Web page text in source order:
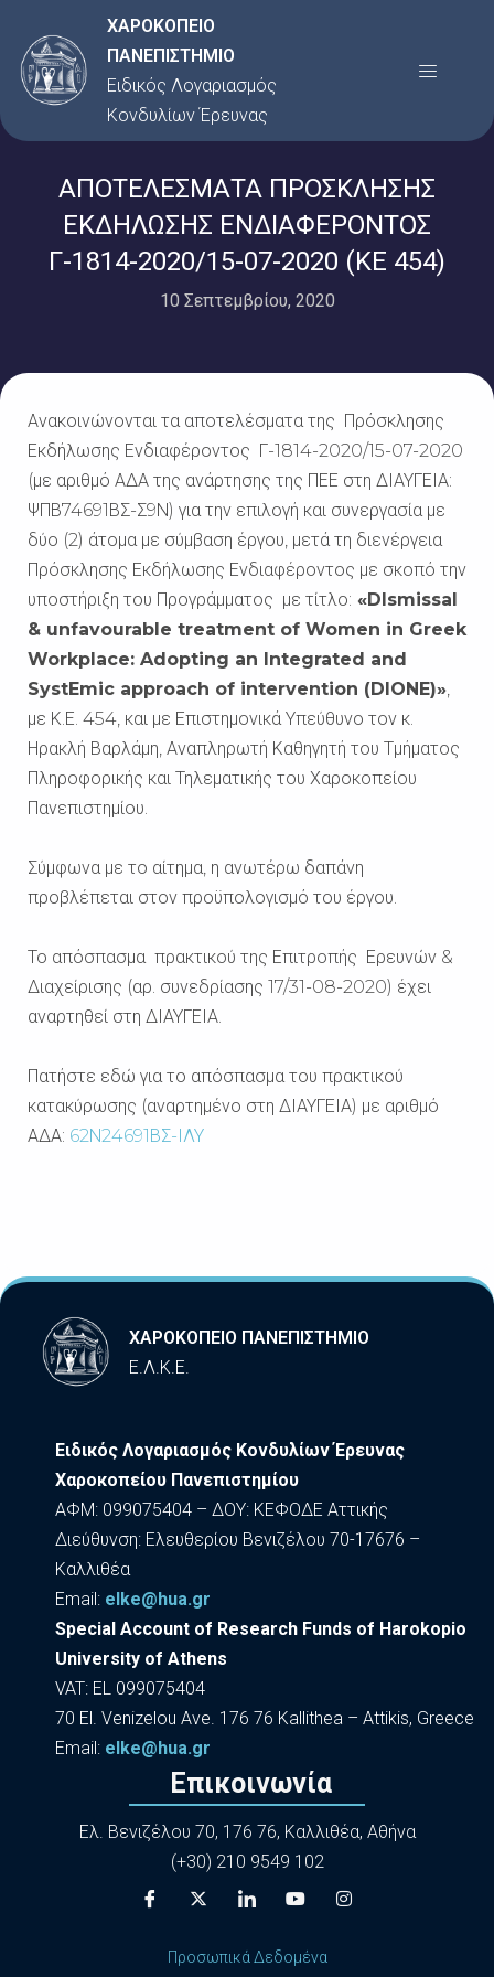
στο
περιεχόμενο
ΧΑΡΟΚΟΠΕΙΟ
ΠΑΝΕΠΙΣΤΗΜΙΟ
Ειδικός Λογαριασμός
Κονδυλίων Έρευνας
Menu
ΑΠΟΤΕΛΕΣΜΑΤΑ ΠΡΟΣΚΛΗΣΗΣ
ΕΚΔΗΛΩΣΗΣ ΕΝΔΙΑΦΕΡΟΝΤΟΣ
Γ-1814-2020/15-07-2020 (ΚΕ 454)
10 Σεπτεμβρίου, 2020
Ανακοινώνονται τα αποτελέσματα της Πρόσκλησης
Εκδήλωσης Ενδιαφέροντος Γ-1814-2020/15-07-2020
(με αριθμό ΑΔΑ της ανάρτησης της ΠΕΕ στη ΔΙΑΥΓΕΙΑ:
ΨΠΒ74691ΒΣ-Σ9Ν) για την επιλογή και συνεργασία με
δύο (2) άτομα με σύμβαση έργου, μετά τη διενέργεια
Πρόσκλησης Εκδήλωσης Ενδιαφέροντος με σκοπό την
υποστήριξη του Προγράμματος με τίτλο: «DIsmissal
& unfavourable treatment of Women in Greek
Workplace: Adopting an Integrated and
SystEmic approach of intervention (DIONE)»,
με Κ.Ε. 454, και με Επιστημονικά Υπεύθυνο τον κ.
Ηρακλή Βαρλάμη, Αναπληρωτή Καθηγητή του Τμήματος
Πληροφορικής και Τηλεματικής του Χαροκοπείου
Πανεπιστημίου.
Σύμφωνα με το αίτημα, η ανωτέρω δαπάνη
προβλέπεται στον προϋπολογισμό του έργου.
Το απόσπασμα πρακτικού της Επιτροπής Ερευνών &
Διαχείρισης (αρ. συνεδρίασης 17/31-08-2020) έχει
αναρτηθεί στη ΔΙΑΥΓΕΙΑ.
Πατήστε εδώ για το απόσπασμα του πρακτικού
κατακύρωσης (αναρτημένο στη ΔΙΑΥΓΕΙΑ) με αριθμό
ΑΔΑ: 62Ν24691ΒΣ-ΙΛΥ
ΧΑΡΟΚΟΠΕΙΟ ΠΑΝΕΠΙΣΤΗΜΙΟ
Ε.Λ.Κ.Ε.
Ειδικός Λογαριασμός Κονδυλίων Έρευνας
Χαροκοπείου Πανεπιστημίου
ΑΦΜ: 099075404 – ΔΟΥ: ΚΕΦΟΔΕ Αττικής
Διεύθυνση: Ελευθερίου Βενιζέλου 70-17676 –
Καλλιθέα
Εmail: elke@hua.gr
Special Account of Research Funds of Harokopio
University of Athens
VAT: EL 099075404
70 El. Venizelou Ave. 176 76 Kallithea – Attikis, Greece
Εmail: elke@hua.gr
Επικοινωνία
Ελ. Βενιζέλου 70, 176 76, Καλλιθέα, Αθήνα
(+30) 210 9549 102
Προσωπικά Δεδομένα